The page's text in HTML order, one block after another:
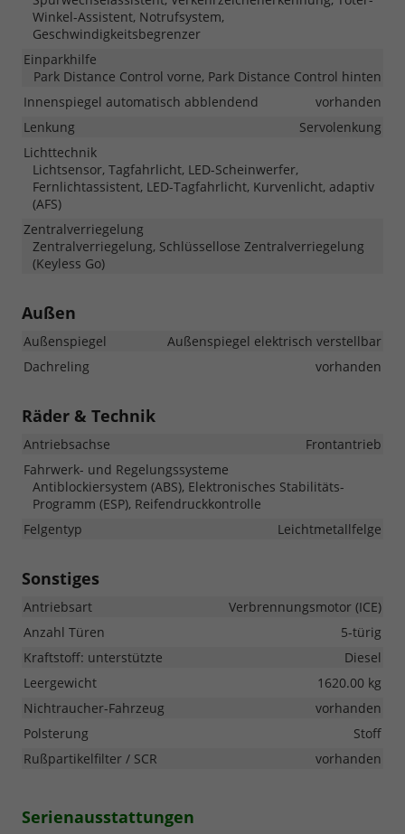
Winkel-Assistent, Notrufsystem,
Geschwindigkeitsbegrenzer
Einparkhilfe
Park Distance Control vorne, Park Distance Control hinten
Innenspiegel automatisch abblendend
vorhanden
Lenkung
Servolenkung
Lichttechnik
Lichtsensor, Tagfahrlicht, LED-Scheinwerfer,
Fernlichtassistent, LED-Tagfahrlicht, Kurvenlicht, adaptiv
(AFS)
Zentralverriegelung
Zentralverriegelung, Schlüssellose Zentralverriegelung
(Keyless Go)
Außen
Außenspiegel
Außenspiegel elektrisch verstellbar
Dachreling
vorhanden
Räder & Technik
Antriebsachse
Frontantrieb
Fahrwerk- und Regelungssysteme
Antiblockiersystem (ABS), Elektronisches Stabilitäts-
Programm (ESP), Reifendruckkontrolle
Felgentyp
Leichtmetallfelge
Sonstiges
Antriebsart
Verbrennungsmotor (ICE)
Anzahl Türen
5-türig
Kraftstoff: unterstützte
Diesel
Leergewicht
1620.00 kg
Nichtraucher-Fahrzeug
vorhanden
Polsterung
Stoff
Rußpartikelfilter / SCR
vorhanden
Serienausstattungen